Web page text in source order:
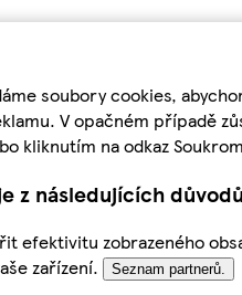
soubory cookies,
V opačném případě
kliknutím na odkaz
z následujících důvodů
efektivitu zobrazeného
zařízení.
Seznam partnerů.